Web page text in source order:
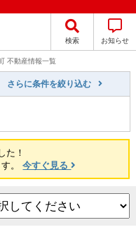
検索 お知らせ
不動産情報一覧
さらに条件を絞り込む
た！
す。今すぐ見る